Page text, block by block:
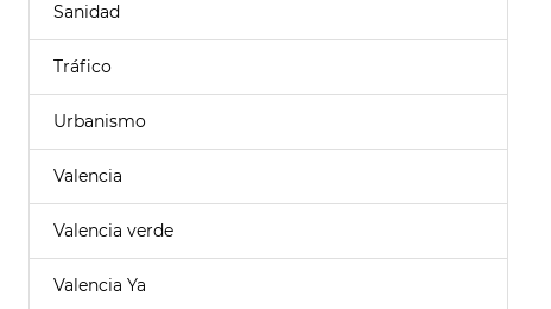
Sanidad
Tráfico
Urbanismo
Valencia
Valencia verde
Valencia Ya